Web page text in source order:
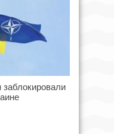
заблокировали